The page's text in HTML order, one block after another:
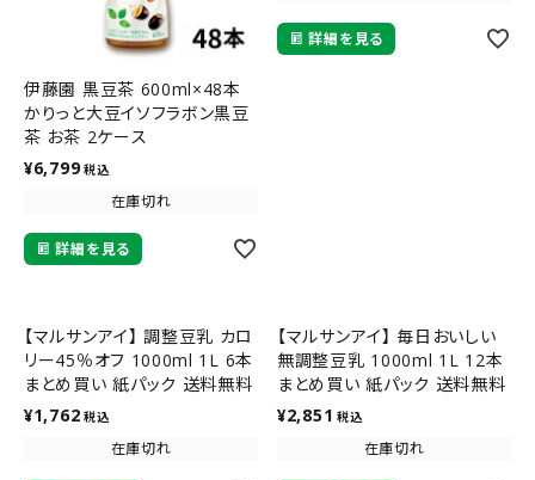
伊藤園 黒豆茶 600ml×48本
かりっと大豆イソフラボン黒豆
茶 お茶 2ケース
¥6,799 税込
在庫切れ
詳細を見る
詳細を見る
【マルサンアイ】 調整豆乳 カロ
リー45％オフ 1000ml 1L 6本
まとめ買い 紙パック 送料無料
¥1,762 税込
在庫切れ
【マルサンアイ】 毎日おいしい
無調整豆乳 1000ml 1L 12本
まとめ買い 紙パック 送料無料
¥2,851 税込
在庫切れ